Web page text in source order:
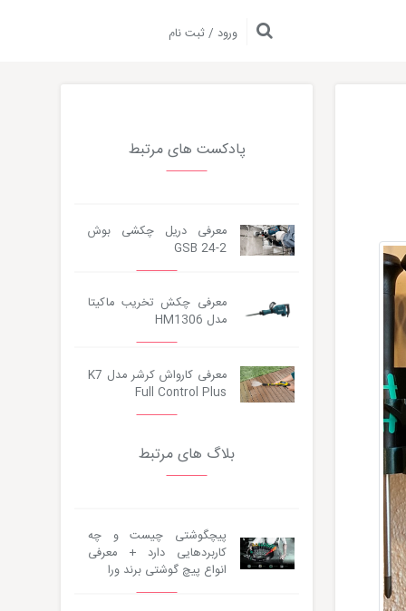
ورود / ثبت نام
پادکست های مرتبط
معرفی دریل چکشی بوش
GSB 24-2
معرفی چکش تخریب ماکیتا
مدل HM1306
معرفی کارواش کرشر مدل K7
Full Control Plus
بلاگ های مرتبط
پیچگوشتی چیست و چه
کاربردهایی دارد + معرفی
انواع پیچ گوشتی برند ورا